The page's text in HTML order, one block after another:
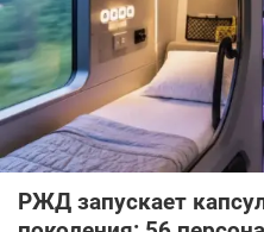
РЖД запускает